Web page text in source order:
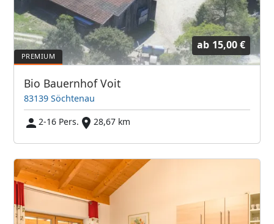
ab 15,00 €
Bio Bauernhof Voit
83139 Söchtenau
2-16 Pers.
28,67 km